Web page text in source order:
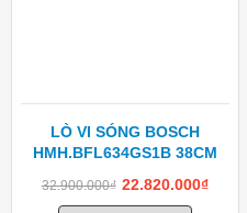
LÒ VI SÓNG BOSCH
HMH.BFL634GS1B 38CM
32.900.000₫ 22.820.000₫